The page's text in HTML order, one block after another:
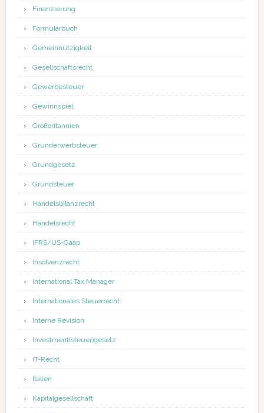
Finanzierung
Formularbuch
Gemeinnützigkeit
Gesellschaftsrecht
Gewerbesteuer
Gewinnspiel
Großbritannien
Grunderwerbsteuer
Grundgesetz
Grundsteuer
Handelsbilanzrecht
Handelsrecht
IFRS/US-Gaap
Insolvenzrecht
International Tax Manager
Internationales Steuerrecht
Interne Revision
Investment(steuer)gesetz
IT-Recht
Italien
Kapitalgesellschaft